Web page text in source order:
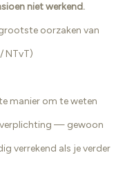
niet werkend.
oorzaken van
NTvT)
manier om te weten
verplichting — gewoon
verrekend als je verder